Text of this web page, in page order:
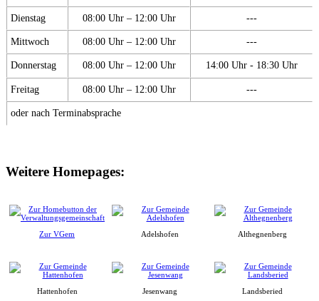
Dienstag 08:00 Uhr – 12:00 Uhr ---
Mittwoch 08:00 Uhr – 12:00 Uhr ---
Donnerstag 08:00 Uhr – 12:00 Uhr 14:00 Uhr - 18:30 Uhr
Freitag 08:00 Uhr – 12:00 Uhr ---
oder nach Terminabsprache
Weitere Homepages:
Zur VGem Adelshofen Althegnenberg
Hattenhofen Jesenwang Landsberied